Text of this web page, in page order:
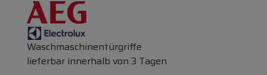
Waschmaschinentürgriffe
lieferbar innerhalb von 3 Tagen